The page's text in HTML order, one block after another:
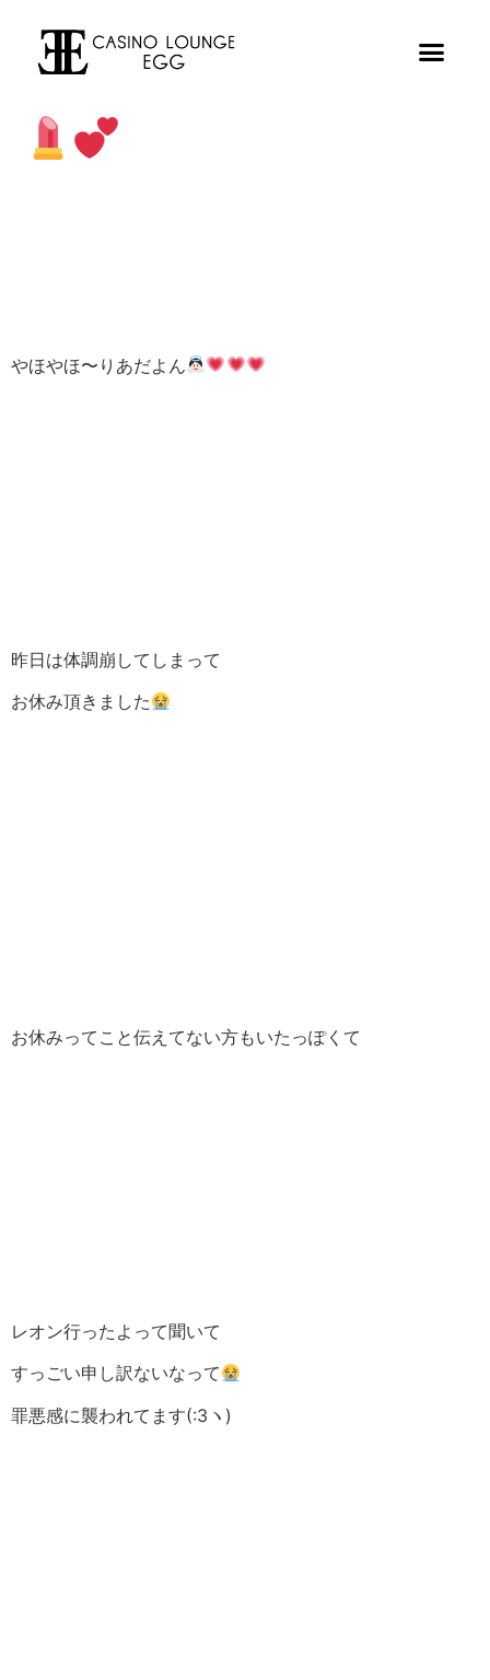
やほやほ〜りあだよん
昨日は体調崩してしまって
お休み頂きました
お休みってこと伝えてない方もいたっぽくて
レオン行ったよって聞いて
すっごい申し訳ないなって
罪悪感に襲われてます(:3ヽ)